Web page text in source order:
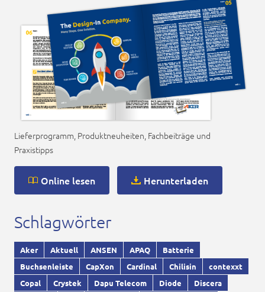
Lieferprogramm, Produktneuheiten, Fachbeiträge und
Praxistipps
Online lesen Herunterladen
Schlagwörter
Aker Aktuell ANSEN APAQ
Batterie
Buchsenleiste
CapXon Cardinal Chilisin
contexxt
Copal
Crystek Dapu Telecom Diode Discera